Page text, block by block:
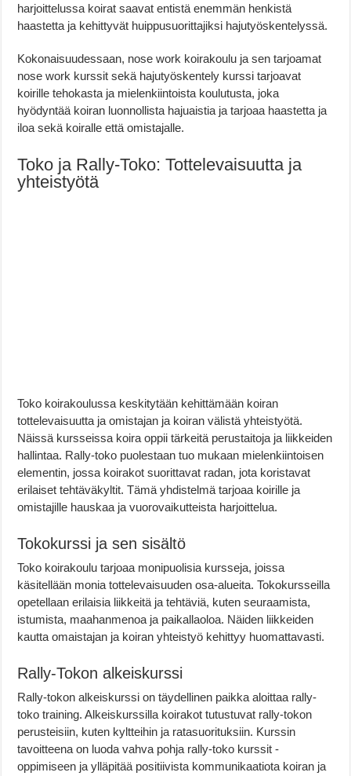
harjoittelussa koirat saavat entistä enemmän henkistä
haastetta ja kehittyvät huippusuorittajiksi hajutyöskentelyssä.
Kokonaisuudessaan, nose work koirakoulu ja sen tarjoamat
nose work kurssit sekä hajutyöskentely kurssi tarjoavat
koirille tehokasta ja mielenkiintoista koulutusta, joka
hyödyntää koiran luonnollista hajuaistia ja tarjoaa haastetta ja
iloa sekä koiralle että omistajalle.
Toko ja Rally-Toko: Tottelevaisuutta ja
yhteistyötä
Toko koirakoulussa keskitytään kehittämään koiran
tottelevaisuutta ja omistajan ja koiran välistä yhteistyötä.
Näissä kursseissa koira oppii tärkeitä perustaitoja ja liikkeiden
hallintaa. Rally-toko puolestaan tuo mukaan mielenkiintoisen
elementin, jossa koirakot suorittavat radan, jota koristavat
erilaiset tehtäväkyltit. Tämä yhdistelmä tarjoaa koirille ja
omistajille hauskaa ja vuorovaikutteista harjoittelua.
Tokokurssi ja sen sisältö
Toko koirakoulu tarjoaa monipuolisia kursseja, joissa
käsitellään monia tottelevaisuuden osa-alueita. Tokokursseilla
opetellaan erilaisia liikkeitä ja tehtäviä, kuten seuraamista,
istumista, maahanmenoa ja paikallaoloa. Näiden liikkeiden
kautta omaistajan ja koiran yhteistyö kehittyy huomattavasti.
Rally-Tokon alkeiskurssi
Rally-tokon alkeiskurssi on täydellinen paikka aloittaa rally-
toko training. Alkeiskurssilla koirakot tutustuvat rally-tokon
perusteisiin, kuten kyltteihin ja ratasuorituksiin. Kurssin
tavoitteena on luoda vahva pohja rally-toko kurssit -
oppimiseen ja ylläpitää positiivista kommunikaatiota koiran ja